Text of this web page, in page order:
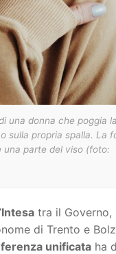
una donna che poggia la
sulla propria spalla. La
una parte del viso (foto:
Intesa tra il Governo,
di Trento e
unificata ha